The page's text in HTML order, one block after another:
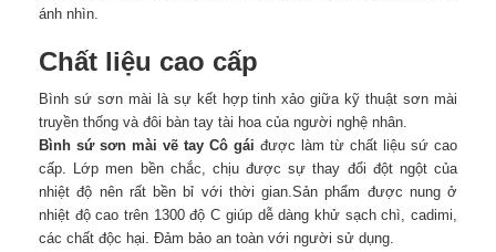
ánh nhìn.
Chất liệu cao cấp
Bình sứ sơn mài là sự kết hợp tinh xảo giữa kỹ thuật sơn mài
truyền thống và đôi bàn tay tài hoa của người nghệ nhân.
Bình sứ sơn mài vẽ tay Cô gái được làm từ chất liệu sứ cao
cấp. Lớp men bền chắc, chịu được sự thay đổi đột ngột của
nhiệt độ nên rất bền bỉ với thời gian.Sản phẩm được nung ở
nhiệt độ cao trên 1300 độ C giúp dễ dàng khử sạch chì, cadimi,
các chất độc hại. Đảm bảo an toàn với người sử dụng.